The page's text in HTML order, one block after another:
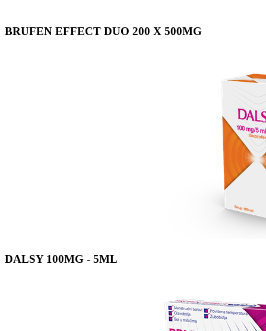
BRUFEN EFFECT DUO 200 X 500MG
DALSY 100MG - 5ML